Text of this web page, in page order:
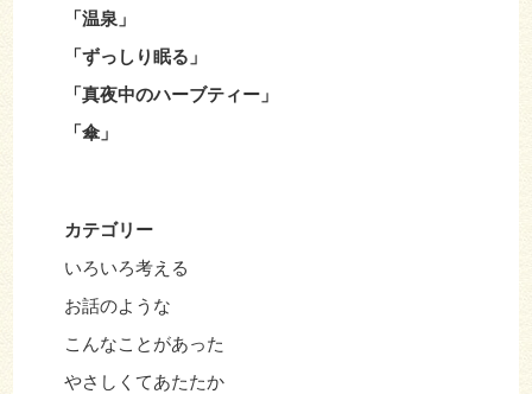
「温泉」
「ずっしり眠る」
「真夜中のハーブティー」
「傘」
カテゴリー
いろいろ考える
お話のような
こんなことがあった
やさしくてあたたか